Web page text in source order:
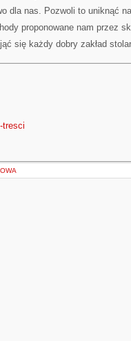
dla nas. Pozwoli to uniknąć
proponowane nam przez
się każdy dobry zakład
tresci